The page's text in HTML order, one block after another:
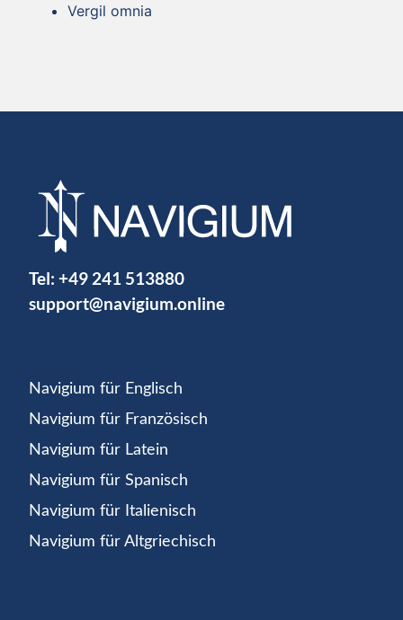
Vergil omnia
Tel: +49 241 513880
support@navigium.online
Navigium für Englisch
Navigium für Französisch
Navigium für Latein
Navigium für Spanisch
Navigium für Italienisch
Navigium für Altgriechisch